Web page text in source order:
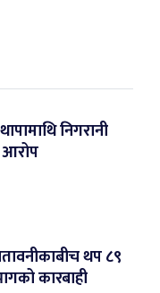
निगरानी
आरोप
थप ८९
कारबाही